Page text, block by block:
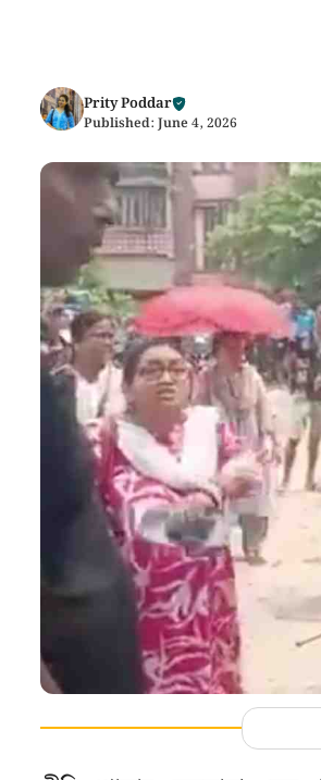
Prity Poddar
Published: June 4, 2026